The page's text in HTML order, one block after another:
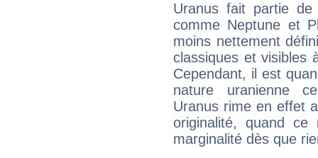
Uranus fait partie
comme Neptune et
moins nettement
classiques et visibles
Cependant, il est
nature uranienne
Uranus rime en effet
originalité, quand ce
marginalité dès que